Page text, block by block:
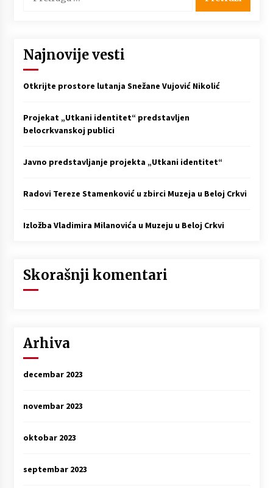
Najnovije vesti
Otkrijte prostore lutanja Snežane Vujović Nikolić
Projekat „Utkani identitet“ predstavljen
belocrkvanskoj publici
Javno predstavljanje projekta „Utkani identitet“
Radovi Tereze Stamenković u zbirci Muzeja u Beloj Crkvi
Izložba Vladimira Milanovića u Muzeju u Beloj Crkvi
Skorašnji komentari
Arhiva
decembar 2023
novembar 2023
oktobar 2023
septembar 2023